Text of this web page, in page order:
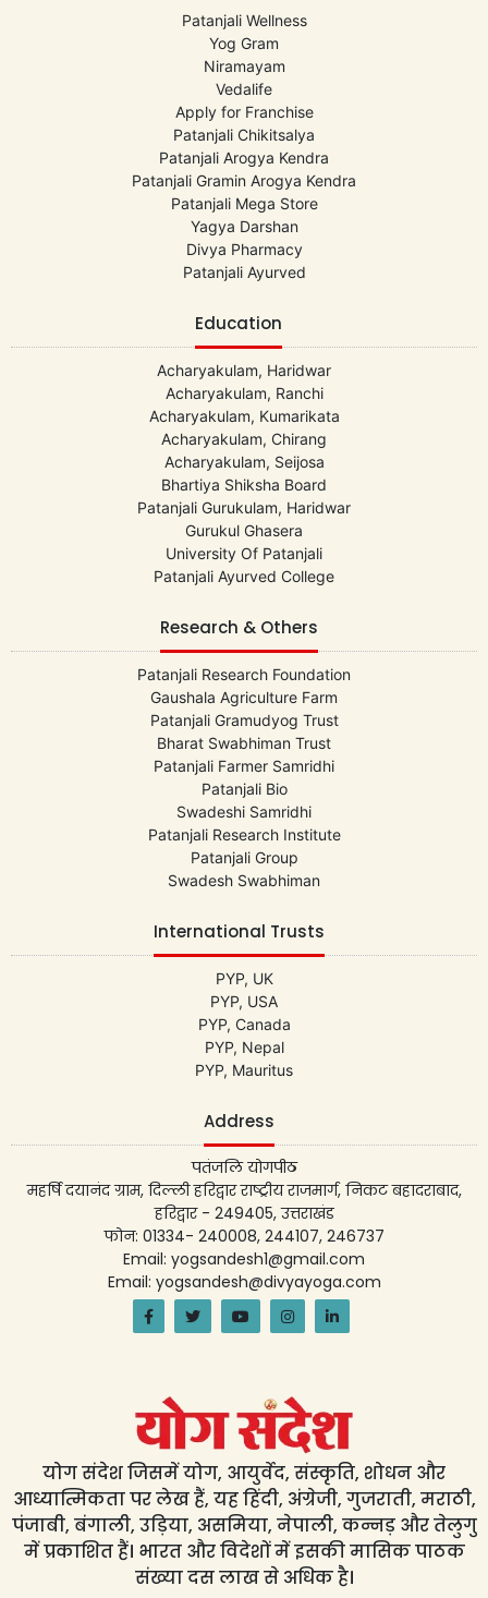
Patanjali Wellness
Yog Gram
Niramayam
Vedalife
Apply for Franchise
Patanjali Chikitsalya
Patanjali Arogya Kendra
Patanjali Gramin Arogya Kendra
Patanjali Mega Store
Yagya Darshan
Divya Pharmacy
Patanjali Ayurved
Education
Acharyakulam, Haridwar
Acharyakulam, Ranchi
Acharyakulam, Kumarikata
Acharyakulam, Chirang
Acharyakulam, Seijosa
Bhartiya Shiksha Board
Patanjali Gurukulam, Haridwar
Gurukul Ghasera
University Of Patanjali
Patanjali Ayurved College
Research & Others
Patanjali Research Foundation
Gaushala Agriculture Farm
Patanjali Gramudyog Trust
Bharat Swabhiman Trust
Patanjali Farmer Samridhi
Patanjali Bio
Swadeshi Samridhi
Patanjali Research Institute
Patanjali Group
Swadesh Swabhiman
International Trusts
PYP, UK
PYP, USA
PYP, Canada
PYP, Nepal
PYP, Mauritus
Address
पतंजलि योगपीठ
महर्षि दयानंद ग्राम, दिल्ली हरिद्वार राष्ट्रीय राजमार्ग, निकट बहादराबाद,
हरिद्वार - 249405, उत्तराखंड
फोन: 01334- 240008, 244107, 246737
Email: yogsandesh1@gmail.com
Email: yogsandesh@divyayoga.com
योग संदेश जिसमें योग, आयुर्वेद, संस्कृति, शोधन और
आध्यात्मिकता पर लेख हैं, यह हिंदी, अंग्रेजी, गुजराती, मराठी,
पंजाबी, बंगाली, उड़िया, असमिया, नेपाली, कन्नड़ और तेलुगु
में प्रकाशित हैं। भारत और विदेशों में इसकी मासिक पाठक
संख्या दस लाख से अधिक है।